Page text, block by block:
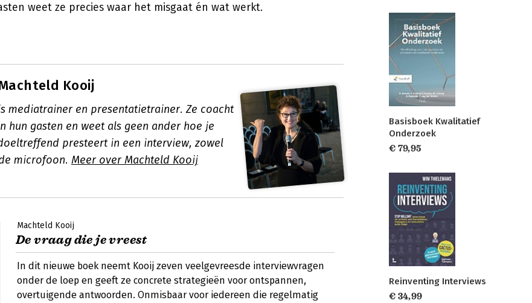
weet ze precies waar het misgaat én wat werkt.
Machteld Kooij
mediatrainer en presentatietrainer. Ze coacht
hun gasten en weet als geen ander hoe je
presteert in een interview, zowel
microfoon. Meer over Machteld Kooij
Machteld Kooij
De vraag die je vreest
In dit nieuwe boek neemt Kooij zeven veelgevreesde interviewvragen
onder de loep en geeft ze concrete strategieën voor ontspannen,
overtuigende antwoorden. Onmisbaar voor iedereen die regelmatig
Basisboek Kwalitatief
Onderzoek
€ 79,95
Reinventing Interviews
€ 34,99